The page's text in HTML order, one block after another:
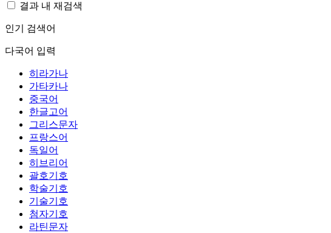
결과 내 재검색
인기 검색어
다국어 입력
히라가나
가타카나
중국어
한글고어
그리스문자
프랑스어
독일어
히브리어
괄호기호
학술기호
기술기호
첨자기호
라틴문자